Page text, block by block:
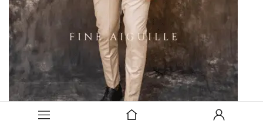
Aperçu rapide Liste de souhaits » rel= »nofollow » >